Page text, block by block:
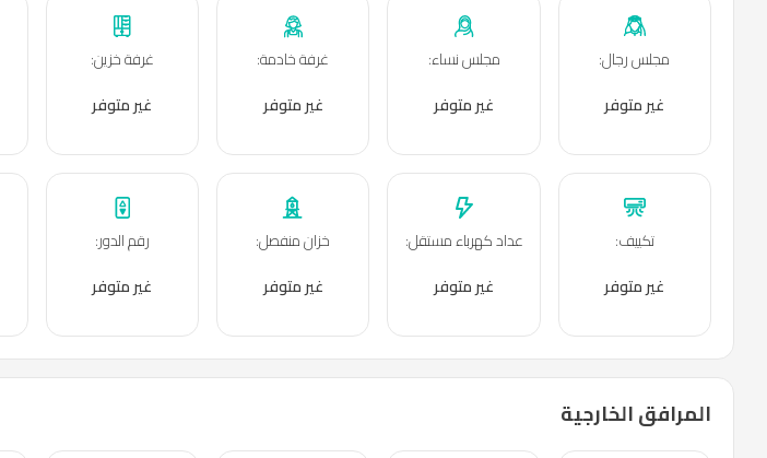
مجلس رجال:
غير متوفر
مجلس نساء:
غير متوفر
غرفة خادمة:
غير متوفر
غرفة خزين:
غير متوفر
تكييف:
غير متوفر
عداد كهرباء مستقل:
غير متوفر
خزان منفصل:
غير متوفر
رقم الدور:
غير متوفر
المرافق الخارجية